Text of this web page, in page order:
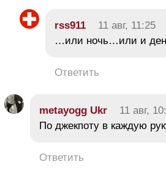
rss911 11 авг, 11:25
…или ночь…или и
Ответить
metayogg Ukr 11 авг,
По джекпоту в каждую
Ответить